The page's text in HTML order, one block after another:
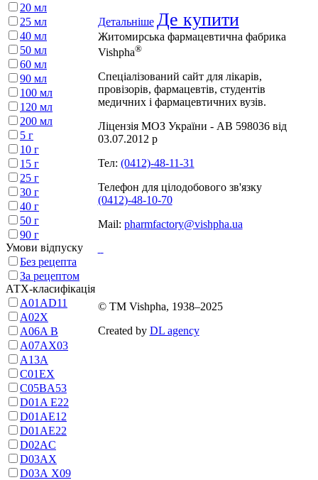
20 мл
25 мл
40 мл
50 мл
60 мл
90 мл
100 мл
120 мл
200 мл
5 г
10 г
15 г
25 г
30 г
40 г
50 г
90 г
Умови відпуску
Без рецепта
За рецептом
АТХ-класифікація
A01AD11
A02X
A06A В
A07AX03
A13A
C01EX
C05BA53
D01A E22
D01AE12
D01AE22
D02AC
D03AX
D03A X09
Детальніше Де купити
Житомирська фармацевтична фабрика
Vishpha®
Спеціалізований сайт для лікарів,
провізорів, фармацевтів, студентів
медичних і фармацевтичних вузів.
Ліцензія МОЗ України - АВ 598036 від
03.07.2012 р
Тел: (0412)-48-11-31
Телефон для цілодобового зв'язку
(0412)-48-10-70
Mail: pharmfactory@vishpha.ua
© ТМ Vishpha, 1938–2025
Created by DL agency